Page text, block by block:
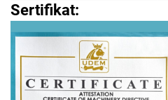
Sertifikat: